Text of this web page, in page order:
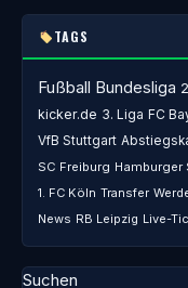
TAGS
Fußball Bundesliga
kicker.de 3. Liga FC
VfB Stuttgart
SC Freiburg Hamburger
1. FC Köln Transfer
News RB Leipzig Live-
Suchen